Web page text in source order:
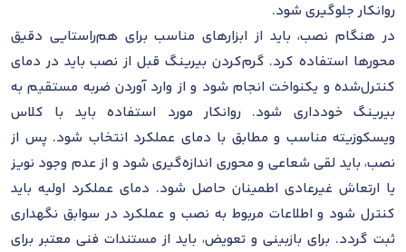
روانکار جلوگیری شود.
در هنگام نصب، باید از ابزارهای مناسب برای هم‌راستایی دقیق
محورها استفاده کرد. گرم‌کردن بیرینگ قبل از نصب باید در دمای
کنترل‌شده و یکنواخت انجام شود و از وارد آوردن ضربه مستقیم به
بیرینگ خودداری شود. روانکار مورد استفاده باید با کلاس
ویسکوزیته مناسب و مطابق با دمای عملکرد انتخاب شود. پس از
نصب، باید لقی شعاعی و محوری اندازه‌گیری شود و از عدم وجود نویز
یا ارتعاش غیرعادی اطمینان حاصل شود. دمای عملکرد اولیه باید
کنترل شود و اطلاعات مربوط به نصب و عملکرد در سوابق نگهداری
ثبت گردد. برای بازبینی و تعویض، باید از مستندات فنی معتبر برای